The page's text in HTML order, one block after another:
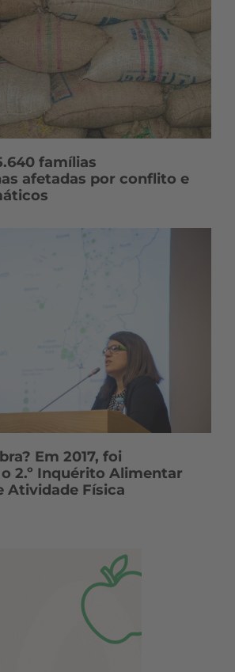
famílias
afetadas por conflito e
Em 2017, foi
2.º Inquérito Alimentar
Atividade Física